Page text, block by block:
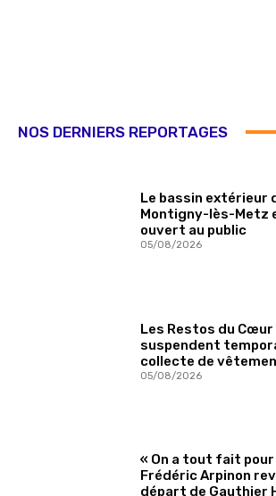
NOS DERNIERS REPORTAGES
Le bassin extérieur
Montigny-lès-Metz
ouvert au public
05/08/2026
Les Restos du Cœur
suspendent
collecte de
05/08/2026
« On a tout fait
Frédéric Arpinon
départ de Gauthier